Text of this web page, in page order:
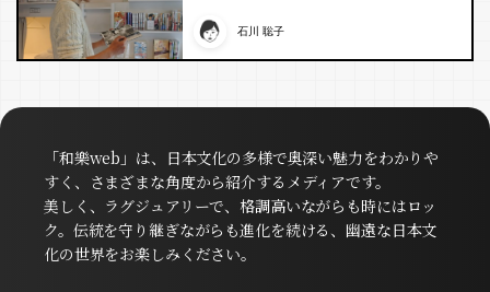
石川 聡子
「和樂web」は、日本文化の多様で奥深い魅力をわかりや
すく、さまざまな角度から紹介するメディアです。
美しく、ラグジュアリーで、格調高いながらも時にはロッ
ク。伝統を守り継ぎながらも進化を続ける、幽遠な日本文
化の世界をお楽しみください。